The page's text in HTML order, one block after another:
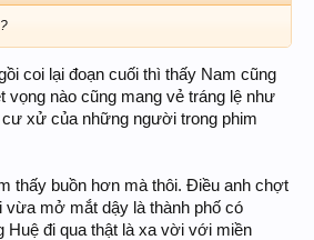
coi lại đoạn cuối thì thấy Nam cũng
vọng nào cũng mang vẻ tráng lệ như
xử của những người trong phim
thấy buồn hơn mà thôi. Điều anh chợt
vừa mở mắt dậy là thành phố có
Huệ đi qua thật là xa vời với miền